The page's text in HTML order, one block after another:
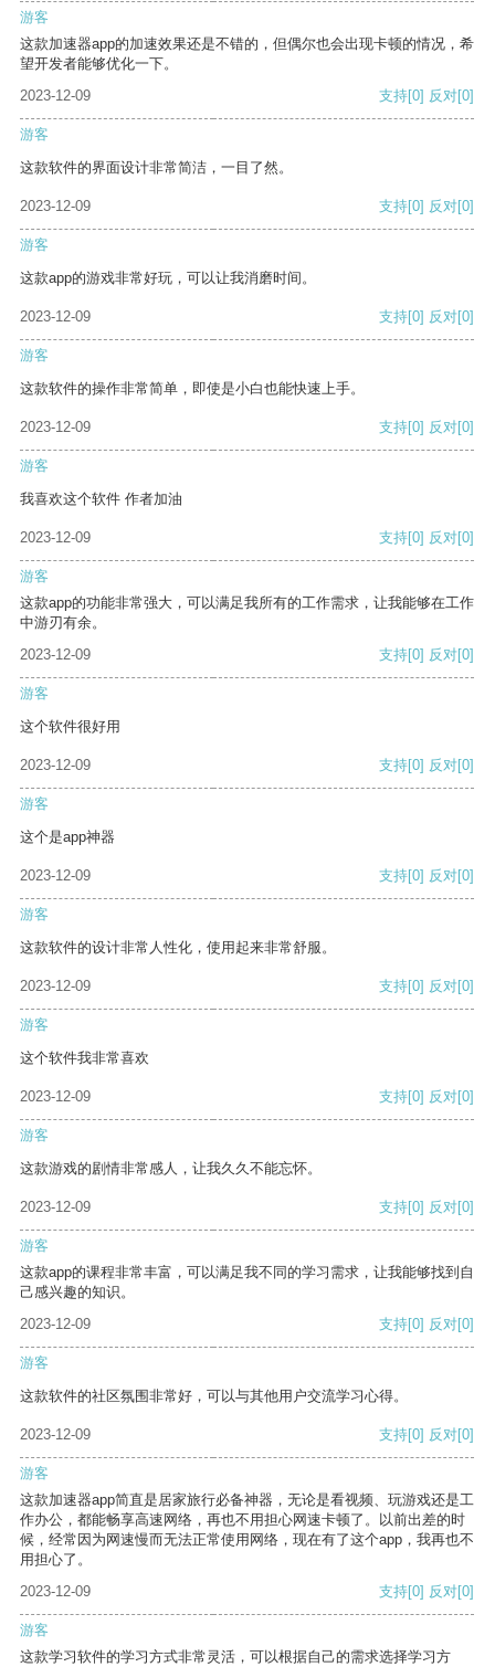
游客
这款加速器app的加速效果还是不错的，但偶尔也会出现卡顿的情况，希
望开发者能够优化一下。
2023-12-09
支持[0] 反对[0]
游客
这款软件的界面设计非常简洁，一目了然。
2023-12-09 支持[0] 反对[0]
游客
这款app的游戏非常好玩，可以让我消磨时间。
2023-12-09 支持[0] 反对[0]
游客
这款软件的操作非常简单，即使是小白也能快速上手。
2023-12-09 支持[0] 反对[0]
游客
我喜欢这个软件 作者加油
2023-12-09 支持[0] 反对[0]
游客
这款app的功能非常强大，可以满足我所有的工作需求，让我能够在工作
中游刃有余。
2023-12-09
支持[0] 反对[0]
游客
这个软件很好用
2023-12-09 支持[0] 反对[0]
游客
这个是app神器
2023-12-09 支持[0] 反对[0]
游客
这款软件的设计非常人性化，使用起来非常舒服。
2023-12-09 支持[0] 反对[0]
游客
这个软件我非常喜欢
2023-12-09 支持[0] 反对[0]
游客
这款游戏的剧情非常感人，让我久久不能忘怀。
2023-12-09 支持[0] 反对[0]
游客
这款app的课程非常丰富，可以满足我不同的学习需求，让我能够找到自
己感兴趣的知识。
2023-12-09
支持[0] 反对[0]
游客
这款软件的社区氛围非常好，可以与其他用户交流学习心得。
2023-12-09 支持[0] 反对[0]
游客
这款加速器app简直是居家旅行必备神器，无论是看视频、玩游戏还是工
作办公，都能畅享高速网络，再也不用担心网速卡顿了。以前出差的时
候，经常因为网速慢而无法正常使用网络，现在有了这个app，我再也不
用担心了。
2023-12-09
支持[0] 反对[0]
游客
这款学习软件的学习方式非常灵活，可以根据自己的需求选择学习方